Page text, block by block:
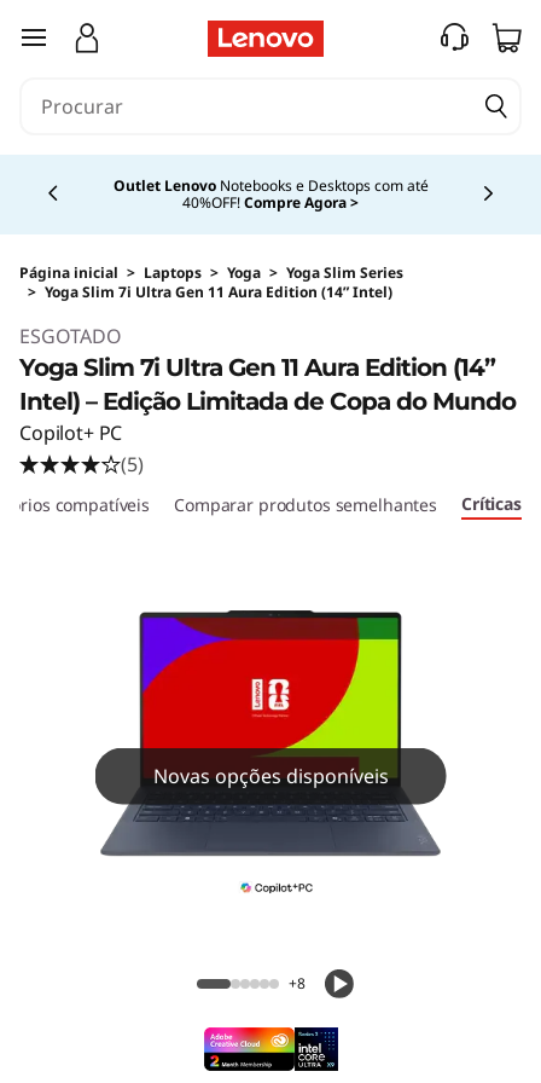
saltar para o conteúdo principal
Outlet Lenovo Notebooks e Desktops com até
40%OFF!Compre Agora >
Página inicial > Laptops > Yoga > Yoga Slim Series
> Yoga Slim 7i Ultra Gen 11 Aura Edition (14” Intel)
ESGOTADO
Yoga Slim 7i Ultra Gen 11 Aura Edition (14”
Intel) – Edição Limitada de Copa do Mundo
Copilot+ PC
(5)
compatíveis Comparar produtos semelhantes Críticas
Novas opções disponíveis
+8